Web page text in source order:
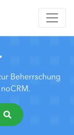
Beherrschung